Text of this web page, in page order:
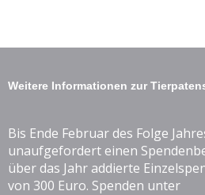
Weitere Informationen zur
Bis Ende Februar des Folge
unaufgefordert einen
über das Jahr addierte
von 300 Euro. Spenden unter